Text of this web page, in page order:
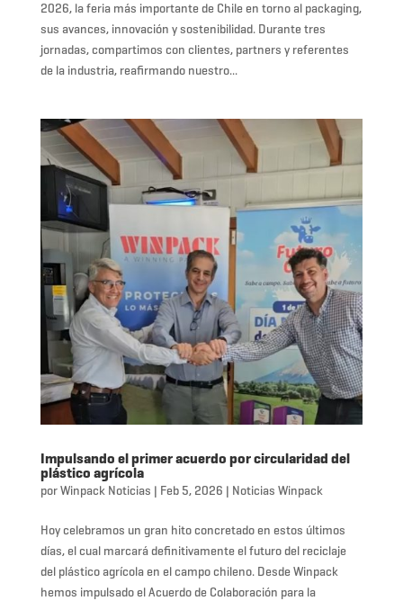
2026, la feria más importante de Chile en torno al packaging,
sus avances, innovación y sostenibilidad. Durante tres
jornadas, compartimos con clientes, partners y referentes
de la industria, reafirmando nuestro...
Impulsando el primer acuerdo por circularidad del
plástico agrícola
porWinpack Noticias | Feb 5, 2026 | Noticias Winpack
Hoy celebramos un gran hito concretado en estos últimos
días, el cual marcará definitivamente el futuro del reciclaje
del plástico agrícola en el campo chileno. Desde Winpack
hemos impulsado el Acuerdo de Colaboración para la